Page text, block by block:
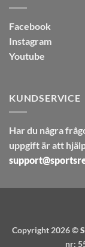
Facebook
Instagram
Youtube
KUNDSERVICE
Har du några
uppgift är att
Copyright 2026 ©
nr: